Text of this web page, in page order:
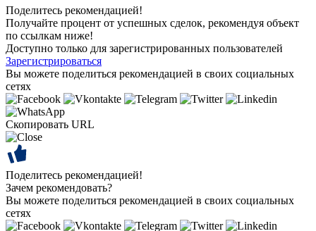
Поделитесь рекомендацией!
Получайте процент от успешных сделок, рекомендуя объект
по ссылкам ниже!
Доступно только для зарегистрированных пользователей
Зарегистрироваться
Вы можете поделиться рекомендацией в своих социальных
сетях
Скопировать URL
Поделитесь рекомендацией!
Зачем рекомендовать?
Вы можете поделиться рекомендацией в своих социальных
сетях